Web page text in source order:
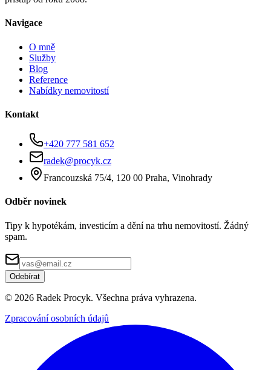
Navigace
O mně
Služby
Blog
Reference
Nabídky nemovitostí
Kontakt
+420 777 581 652
radek@procyk.cz
Francouzská 75/4, 120 00 Praha, Vinohrady
Odběr novinek
Tipy k hypotékám, investicím a dění na trhu nemovitostí. Žádný
spam.
Odebírat
© 2026 Radek Procyk. Všechna práva vyhrazena.
Zpracování osobních údajů